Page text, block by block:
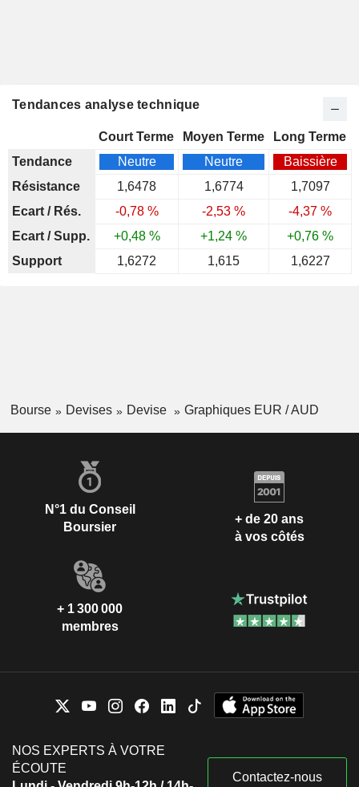
Tendances analyse technique
Court Terme Moyen Terme
Long Terme
Tendance
Neutre Neutre
Baissière
Résistance
1,6478 1,6774
1,7097
Ecart / Rés.
-0,78 % -2,53 %
-4,37 %
Ecart / Supp.
+0,48 % +1,24 %
+0,76 %
Support
1,6272 1,615 1,6227
Bourse Devises Devise Graphiques EUR / AUD
N°1 du Conseil
Boursier
+ de 20 ans
à vos côtés
+ 1 300 000
membres
NOS EXPERTS À VOTRE
ÉCOUTE
Contactez-nous